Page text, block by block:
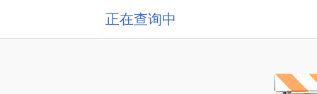
正在查询中